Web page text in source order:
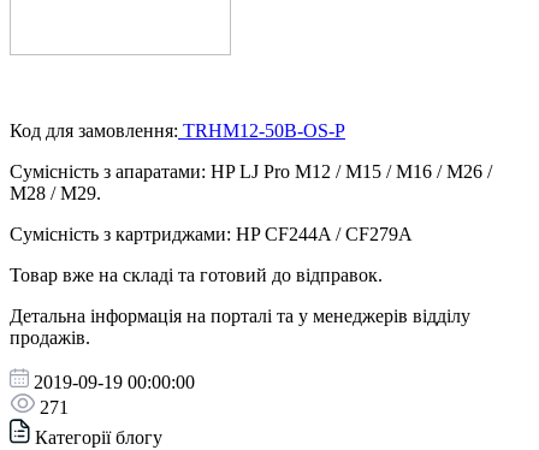
Код для замовлення: TRHM12-50B-OS-P
Сумісність з апаратами: HP LJ Pro M12 / M15 / M16 / M26 /
M28 / M29.
Сумісність з картриджами: HP CF244A / CF279A
Товар вже на складі та готовий до відправок.
Детальна інформація на порталі та у менеджерів відділу
продажів.
2019-09-19 00:00:00
271
Категорії блогу